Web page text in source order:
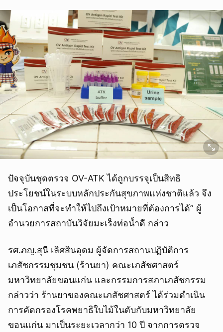
ปัจจุบันชุดตรวจ OV-ATK ได้ถูกบรรจุเป็นสิทธิ
ประโยชน์ในระบบหลักประกันสุขภาพแห่งชาติแล้ว จึง
เป็นโอกาสที่จะทำให้ไปถึงเป้าหมายที่ต้องการได้” ผู้
อำนวยการสถาบันวิจัยมะเร็งท่อน้ำดี กล่าว
รศ.ภญ.สุนี เลิศสินอุดม ผู้จัดการสถานปฏิบัติการ
เภสัชกรรมชุมชน (ร้านยา) คณะเภสัชศาสตร์
มหาวิทยาลัยขอนแก่น และกรรมการสภาเภสัชกรรม
กล่าวว่า ร้านยาของคณะเภสัชศาสตร์ ได้ร่วมดำเนิน
การคัดกรองโรคพยาธิใบไม้ในตับกับมหาวิทยาลัย
ขอนแก่น มาเป็นระยะเวลากว่า 10 ปี จากการตรวจ